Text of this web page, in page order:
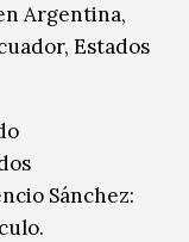
Argentina,
Estados
Sánchez: